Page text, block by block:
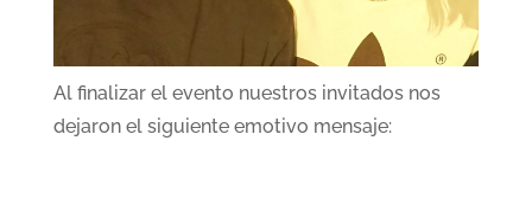
Al finalizar el evento nuestros invitados nos
dejaron el siguiente emotivo mensaje: